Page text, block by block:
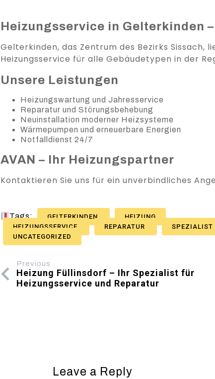
Heizungsservice in Gelterkinden
Gelterkinden, das Zentrum des Bezirks Sissach,
Heizungsservice für alle Gebäudetypen in der
Unsere Leistungen
Heizungswartung und Jahresservice
Reparatur und Störungsbehebung
Neuinstallation moderner Heizsysteme
Wärmepumpen und erneuerbare Energien
Notfalldienst 24/7
AVAN – Ihr Heizungspartner
Kontaktieren Sie uns für ein unverbindliches
Tags: GELTERKINDEN
HEIZUNG
HEIZUNGSSERVICE
REPARATUR
SPEZIALIST
UNCATEGORIZED
Previous
Heizung Füllinsdorf – Ihr Spezialist für
Heizungsservice und Reparatur
Leave a Reply